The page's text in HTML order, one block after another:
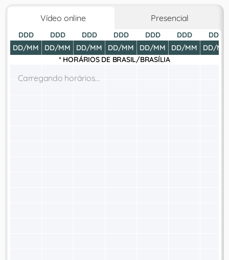
Vídeo online Presencial
DDD
DD/MM
DDD
DD/MM
DDD
DD/MM
DDD
DD/MM
DDD
DD/MM
DDD
DD/MM
DDD
DD/MM
* HORÁRIOS DE BRASIL/BRASÍLIA
Carregando horários...